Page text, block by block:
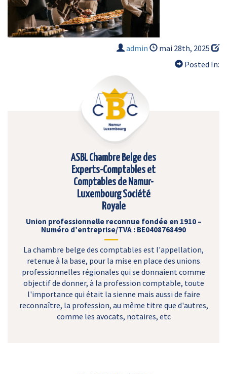
admin
mai 28th, 2025
Posted In:
ASBL Chambre Belge des
Experts-Comptables et
Comptables de Namur-
Luxembourg Société
Royale
Union professionnelle reconnue fondée en 1910 –
Numéro d’entreprise/TVA : BE0408768490
La chambre belge des comptables est l'appellation,
retenue à la base, pour la mise en place des unions
professionnelles régionales qui se donnaient comme
objectif de donner, à la profession comptable, toute
l'importance qui était la sienne mais aussi de faire
reconnaître, la profession, au même titre que d'autres,
comme les avocats, notaires, etc